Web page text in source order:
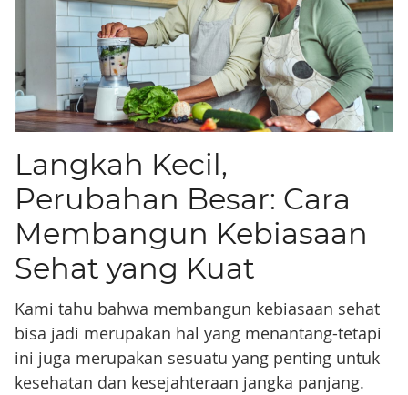
Langkah Kecil,
Perubahan Besar: Cara
Membangun Kebiasaan
Sehat yang Kuat
Kami tahu bahwa membangun kebiasaan sehat
bisa jadi merupakan hal yang menantang-tetapi
ini juga merupakan sesuatu yang penting untuk
kesehatan dan kesejahteraan jangka panjang.